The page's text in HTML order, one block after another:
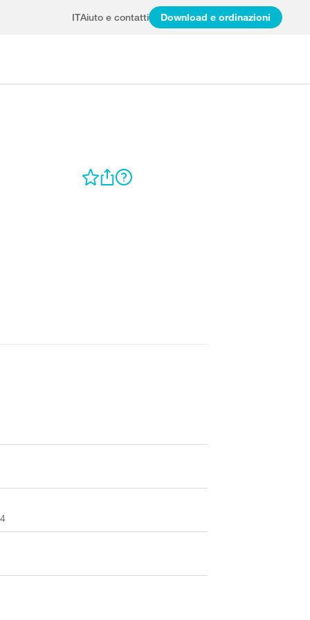
ITAiuto e contatti Download e ordinazioni